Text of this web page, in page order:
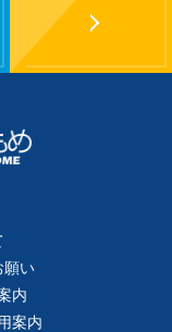
願い
内
案内